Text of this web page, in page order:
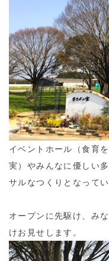
イベントホール（食育
実）やみんなに優しい
サルなつくりとなって
オープンに先駆け、み
けお見せします。